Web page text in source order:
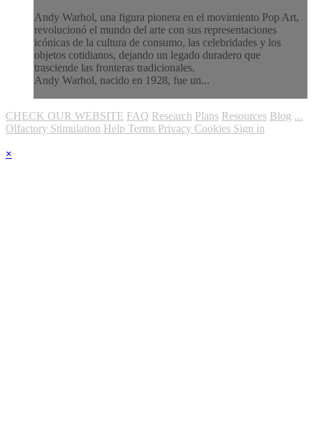
Andy Warhol, una figura pionera en el movimiento Pop Art,
revolucionó el mundo del arte con sus representaciones
icónicas de la cultura de consumo, las celebridades y los
objetos cotidianos, dejando un legado duradero que
trasciende las fronteras tradicionales.
Andy Warhol, nacido en 1928, fue un...
CHECK OUR WEBSITE FAQ Research Plans Resources Blog ...
Olfactory Stimulation Help Terms Privacy Cookies Sign in
×